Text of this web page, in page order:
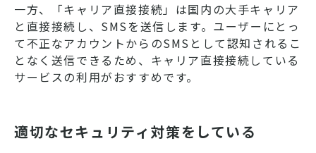
一方、「キャリア直接接続」は国内の大手キャリア
と直接接続し、SMSを送信します。ユーザーにとっ
て不正なアカウントからのSMSとして認知されるこ
となく送信できるため、キャリア直接接続している
サービスの利用がおすすめです。
適切なセキュリティ対策をしている